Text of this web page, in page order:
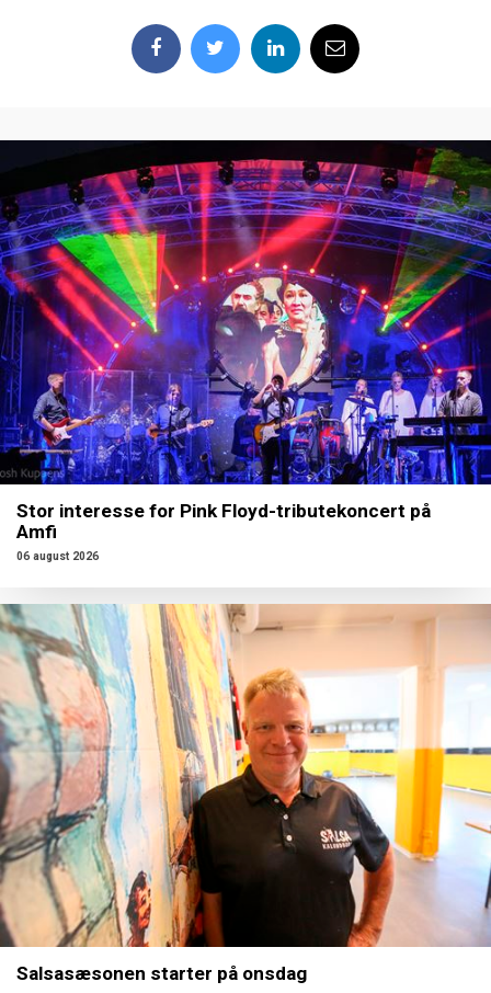
Stor interesse for Pink Floyd-tributekoncert på
Amfi
06 august 2026
Salsasæsonen starter på onsdag